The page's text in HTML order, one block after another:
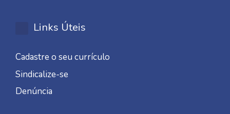
Links Úteis
Cadastre o seu currículo
Sindicalize-se
Denúncia